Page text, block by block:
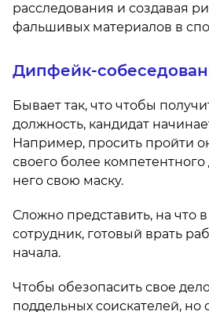
расследования и создавая
фальшивых материалов в
Дипфейк-
Бывает так, что чтобы
должность, кандидат
Например, просить пройти
своего более компетентного
него свою маску.
Сложно представить, на что
сотрудник, готовый врать
начала.
Чтобы обезопасить свое
поддельных соискателей, но